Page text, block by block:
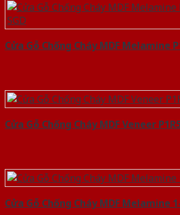
Cửa Gỗ Chống Cháy MDF Melamine
Cửa Gỗ Chống Cháy MDF Veneer
Cửa Gỗ Chống Cháy MDF Melamine